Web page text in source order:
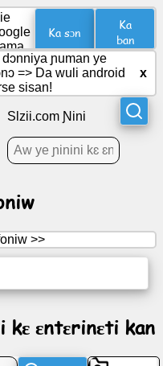
Ka sɔn
Ka
ban
ɲuman ye
=> Da wuli android
sisan!
x
Slzii.com Ɲini
>>
kɛ ɛntɛrinɛti kan